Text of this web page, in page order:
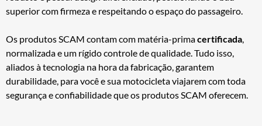
superior com firmeza e respeitando o espaço do passageiro.
Os produtos SCAM contam com matéria-primacertificada
normalizada e um rígido controle de qualidade. Tudo isso,
aliados à tecnologia na hora da fabricação, garantem
durabilidade, para você e sua motocicleta viajarem com toda
segurança e confiabilidade que os produtos SCAM oferecem.